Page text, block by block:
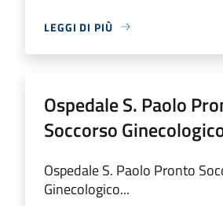
LEGGI DI PIÙ
Ospedale S. Paolo
Soccorso
Ospedale S. Paolo Pronto
Ginecologico...